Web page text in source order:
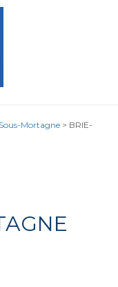
Mortagne > BRIE-